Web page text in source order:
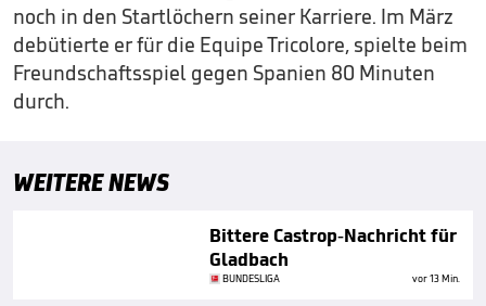
noch in den Startlöchern seiner Karriere. Im März
debütierte er für die Equipe Tricolore, spielte beim
Freundschaftsspiel gegen Spanien 80 Minuten
durch.
WEITERE NEWS
Bittere Castrop-Nachricht für
Gladbach
BUNDESLIGA vor 13 Min.